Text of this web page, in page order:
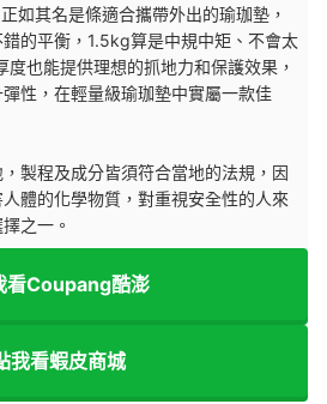
如其名是條適合攜帶外出的瑜珈墊，
的平衡，1.5kg算是中規中矩、不會太
也能提供理想的抓地力和保護效果，
性，在輕量級瑜珈墊中實屬一款佳
製程及成分皆須符合當地的法規，因
體的化學物質，對重視安全性的人來
之一。
看Coupang酷澎
我看蝦皮商城